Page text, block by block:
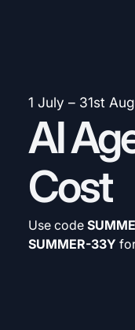
1 July – 31st
AI
Cost
Use code
SUMMER-33Y